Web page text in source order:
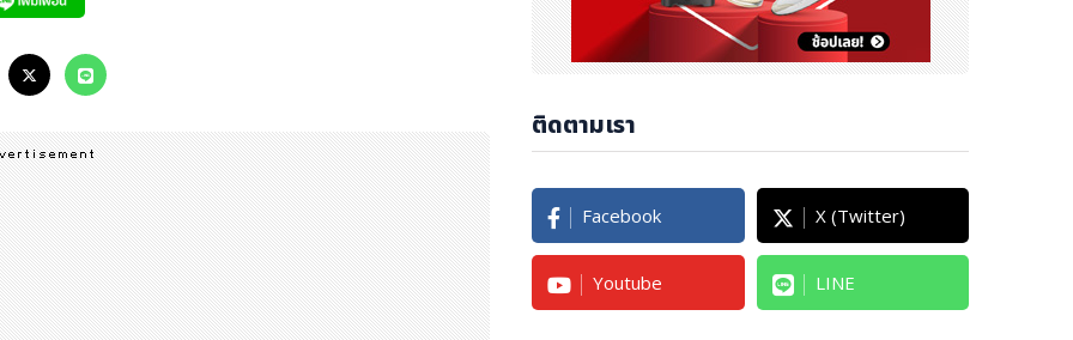
บแพ็กเกจ “ห้องพักพร้อมมื้ออาหารค่ำ” โดยข้อเสนอนี้มอบห้องพัก ที่มาพ
ลัก พร้อมเครื่องดื่มไม่จำกัดเป็นเวลา 90 นาที รวมถึงบริการอาหารเช้า
ธันวาคม 2566 และเข้าพักได้ตั้งแต่ 1 กรกฎาคม 2566 - 31 ธันวาคม
า แกรนด์ โอซาก้า ได้ที่ https://www.centarahotelsresorts.com/c
ติดตามเรา
Facebook X (Twitter)
Youtube LINE